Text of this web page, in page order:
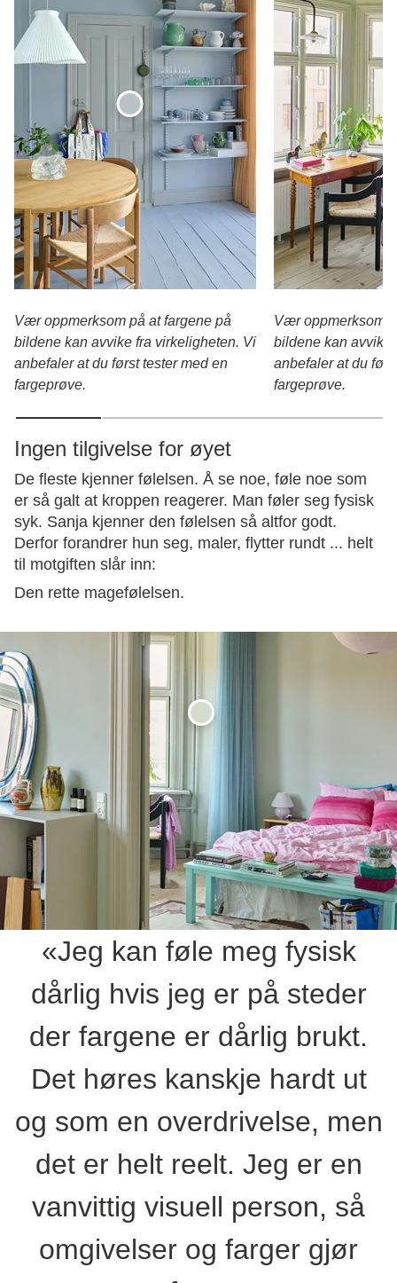
Vær oppmerksom på at fargene på
bildene kan avvike fra virkeligheten. Vi
anbefaler at du først tester med en
fargeprøve.
Vær oppmerksom
bildene kan avvike
anbefaler at du
fargeprøve.
Ingen tilgivelse for øyet
De fleste kjenner følelsen. Å se noe, føle noe som
er så galt at kroppen reagerer. Man føler seg fysisk
syk. Sanja kjenner den følelsen så altfor godt.
Derfor forandrer hun seg, maler, flytter rundt ... helt
til motgiften slår inn:
Den rette magefølelsen.
«Jeg kan føle meg fysisk
dårlig hvis jeg er på steder
der fargene er dårlig brukt.
Det høres kanskje hardt ut
og som en overdrivelse, men
det er helt reelt. Jeg er en
vanvittig visuell person, så
omgivelser og farger gjør